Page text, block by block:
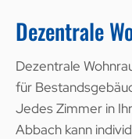
Dezentrale
Dezentrale
für
Jedes Zimmer in
Abbach kann